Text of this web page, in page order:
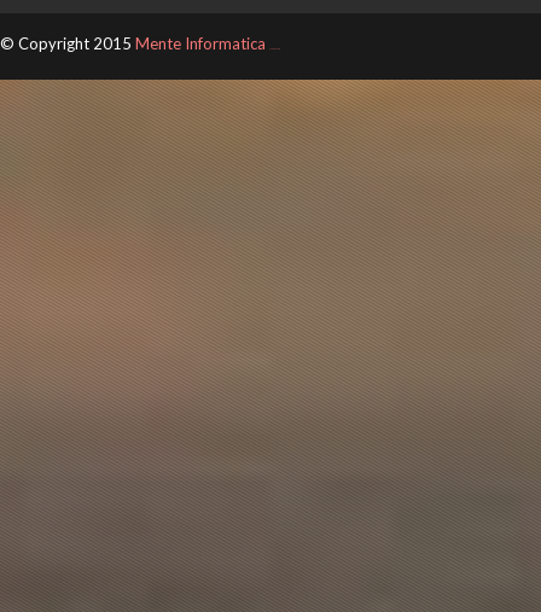
© Copyright 2015 Mente Informatica